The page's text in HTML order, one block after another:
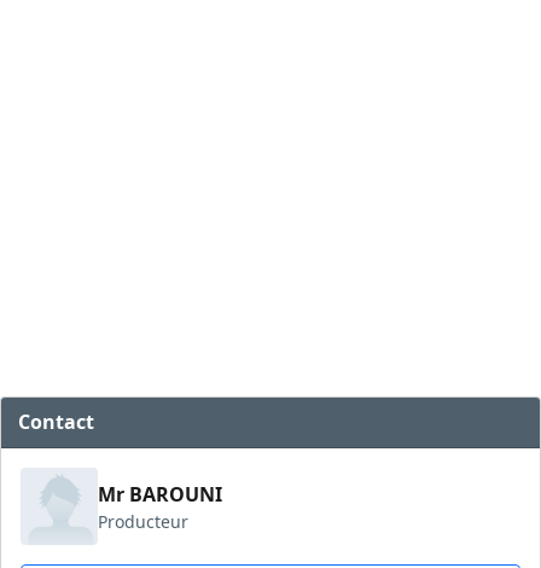
Contact
Mr BAROUNI
Producteur